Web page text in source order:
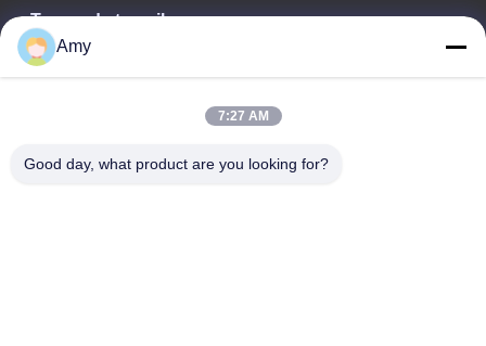
Temps de travail
09:00-18:00
Route nationale 106, district de Huadu, ville de Guangzhou
Amy
7:27 AM
Good day, what product are you looking for?